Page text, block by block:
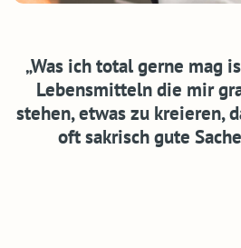
„Was ich total gerne mag
Lebensmitteln die mir
stehen, etwas zu kreieren,
oft sakrisch gute